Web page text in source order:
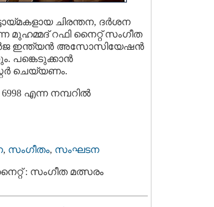
ചിരന്തന, ദർശന
മുഹമ്മദ് റഫി നൈറ്റ് സംഗീത
ഇന്ത്യൻ അസോസിയേഷൻ
പങ്കെടുക്കാൻ
ചെയ്യണം.
എന്ന നമ്പറിൽ
, സംഗീതം, സംഘടന
: സംഗീത മത്സരം